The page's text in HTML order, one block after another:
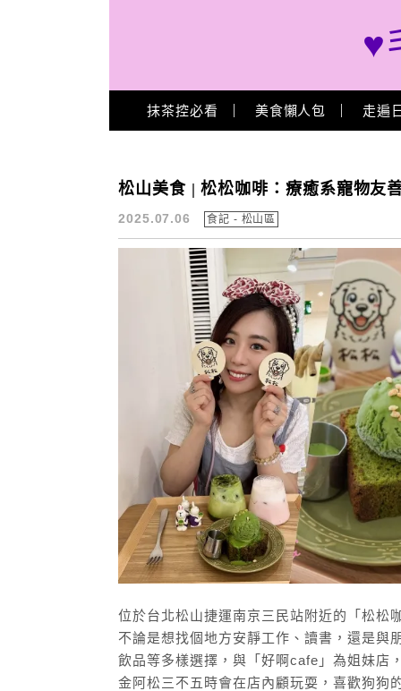
♥
Main Menu
抹茶控必看 美食懶人包 走遍
松松咖啡 菜單
松山美食 | 松松咖啡：療癒系寵物友
2025.07.06 食記 - 松山區
位於台北松山捷運南京三民站附近的「松松
不論是想找個地方安靜工作、讀書，還是與
飲品等多樣選擇，與「好啊cafe」為姐妹店
金阿松三不五時會在店內顧玩耍，喜歡狗